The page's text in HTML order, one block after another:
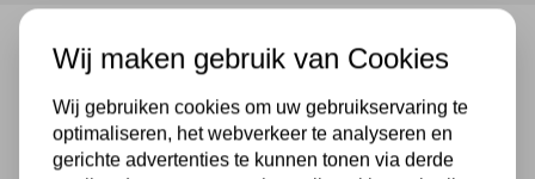
Tiffany tafellamp Madeira 40 / P9
Tafellamp met opvallende Tiffany kap.
De prachtige kunsthars voet maakt het tot een heel
Wij maken gebruik van Cookies
Wij gebruiken cookies om uw gebruikservaring te
optimaliseren, het webverkeer te analyseren en
gerichte advertenties te kunnen tonen via derde